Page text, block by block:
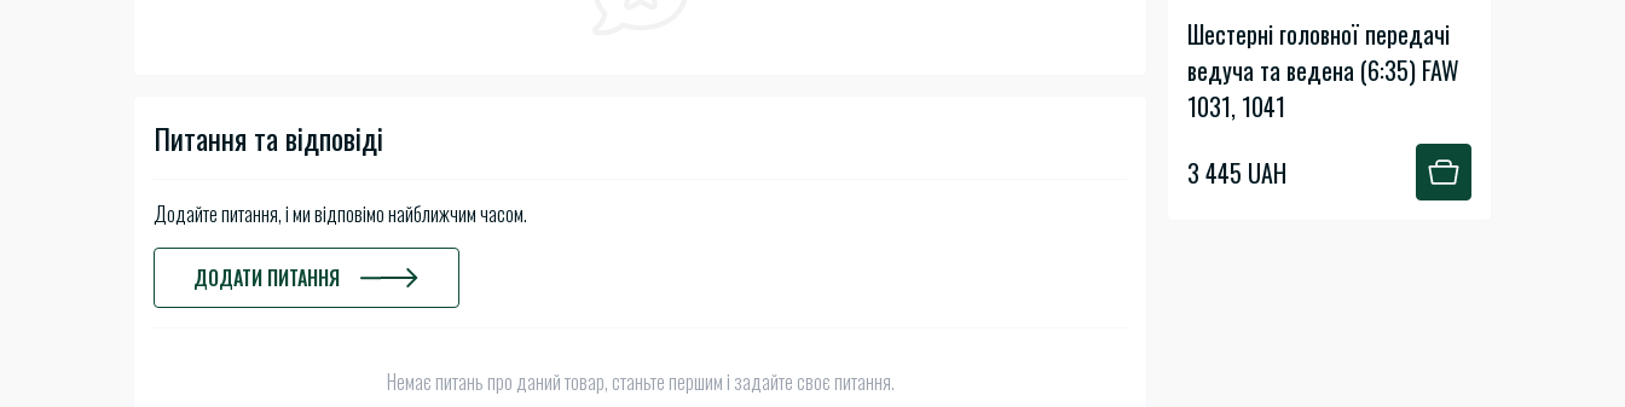
Шестерні головної передачі
ведуча та ведена (6:35) FAW
1031, 1041
3 445 UAH
Питання та відповіді
Додайте питання, і ми відповімо найближчим часом.
ДОДАТИ ПИТАННЯ
Немає питань про даний товар, станьте першим і задайте своє питання.